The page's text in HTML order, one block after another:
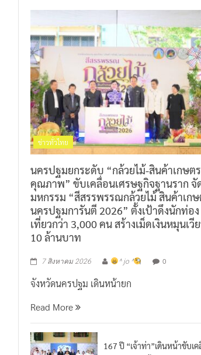
ข่าวทั่วไทย
นครปฐมยกระดับ “กล้วยไม้-สินค้าเกษตร
คุณภาพ” ขับเคลื่อนเศรษฐกิจฐานราก จั
มหกรรม “สีสรรพรรณกล้วยไม้ สินค้าเก
นครปฐมการันตี 2026” ตั้งเป้าดึงนักท่อง
เที่ยวกว่า 3,000 คน สร้างเม็ดเงินหมุนเวี
10 ล้านบาท
7 สิงหาคม 2026 ^ jo ^ 0
จังหวัดนครปฐม เดินหน้ายก
Read More
167 ปี “เจ้าท่า”เดินหน้าขับเ